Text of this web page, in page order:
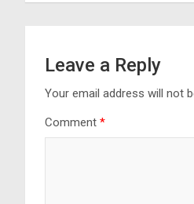
Leave a Reply
Your email address will not
Comment *